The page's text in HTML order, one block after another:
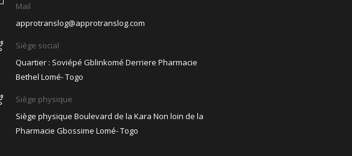
Mail
approtranslog@approtranslog.com
Siège social
Quartier : Soviépé Gblinkomé Derriere Pharmacie
Bethel Lomé- Togo
Siège physique
Siège physique Boulevard de la Kara Non loin de la
Pharmacie Gbossime Lomé- Togo